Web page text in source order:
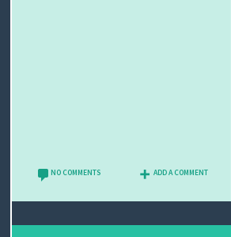
NO COMMENTS ADD A COMMENT